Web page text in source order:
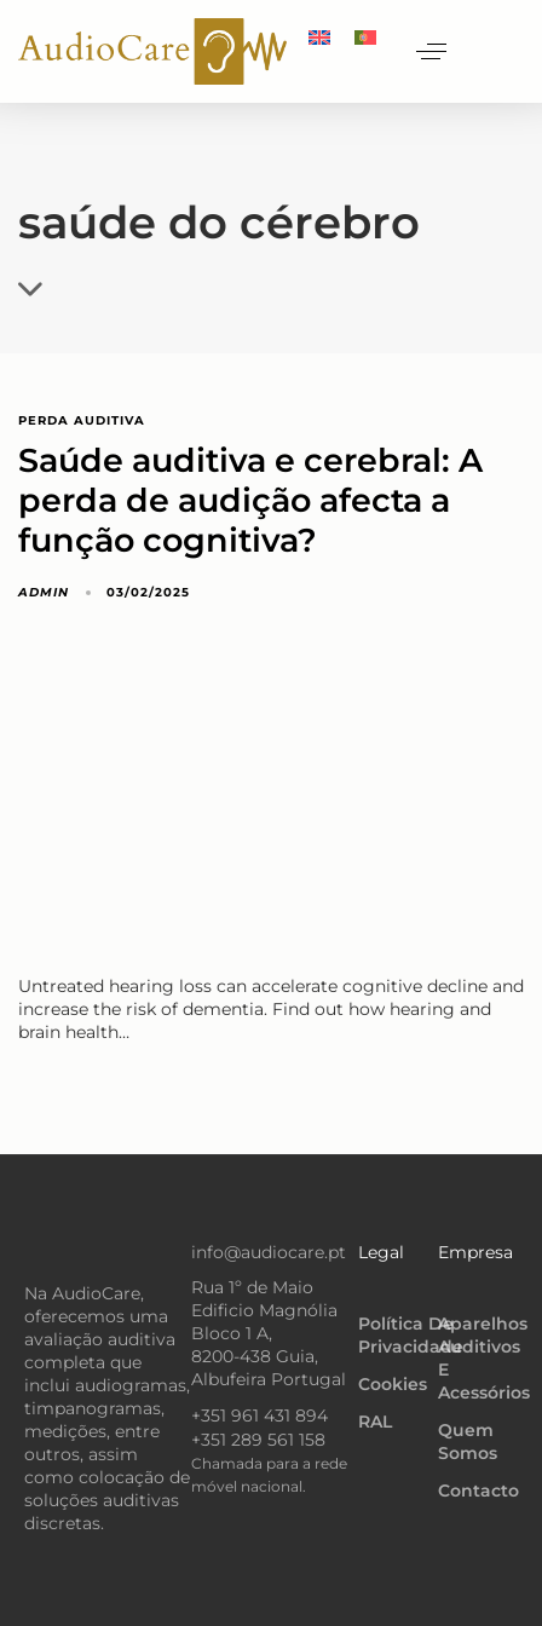
saúde do cérebro
PERDA AUDITIVA
Saúde auditiva e cerebral: A
perda de audição afecta a
função cognitiva?
ADMIN 03/02/2025
Untreated hearing loss can accelerate cognitive decline and
increase the risk of dementia. Find out how hearing and
brain health…
Na AudioCare,
oferecemos uma
avaliação auditiva
completa que
inclui audiogramas,
timpanogramas,
medições, entre
outros, assim
como colocação de
soluções auditivas
discretas.
info@audiocare.pt
Rua 1º de Maio
Edificio Magnólia
Bloco 1 A,
8200-438 Guia,
Albufeira Portugal
+351 961 431 894
+351 289 561 158
Chamada para a rede
móvel nacional.
Legal
Política De
Privacidade
Cookies
RAL
Empresa
Aparelhos
Auditivos
E
Acessórios
Quem
Somos
Contacto